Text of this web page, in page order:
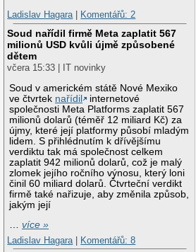
Ladislav Hagara| Komentářů: 2
Soud nařídil firmě Meta zaplatit 567
milionů USD kvůli újmě způsobené
dětem
včera 15:33 | IT novinky
Soud v americkém státě Nové Mexiko
ve čtvrtek nařídil
internetové
společnosti Meta Platforms zaplatit 567
milionů dolarů (téměř 12 miliard Kč) za
újmy, které její platformy působí mladým
lidem. S přihlédnutím k dřívějšímu
verdiktu tak má společnost celkem
zaplatit 942 milionů dolarů, což je malý
zlomek jejího ročního výnosu, který loni
činil 60 miliard dolarů. Čtvrteční verdikt
firmě také nařizuje, aby změnila způsob,
jakým její
…více »
Ladislav Hagara
Komentářů: 8